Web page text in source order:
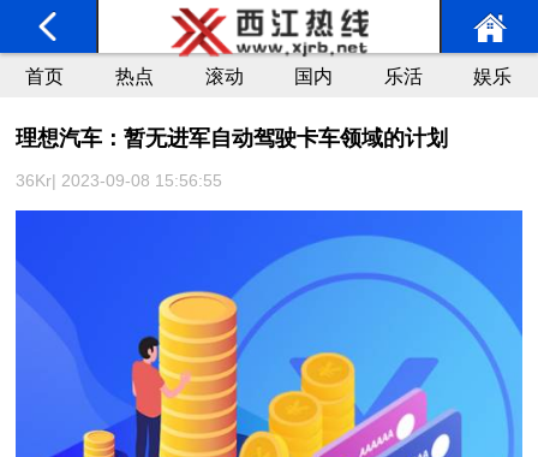
首页 热点 滚动 国内 乐活 娱乐
理想汽车：暂无进军自动驾驶卡车领域的计划
36Kr| 2023-09-08 15:56:55